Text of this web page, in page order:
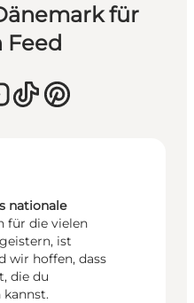
für
Feed
nationale
für die vielen
ist
wir hoffen, dass
die du
kannst.